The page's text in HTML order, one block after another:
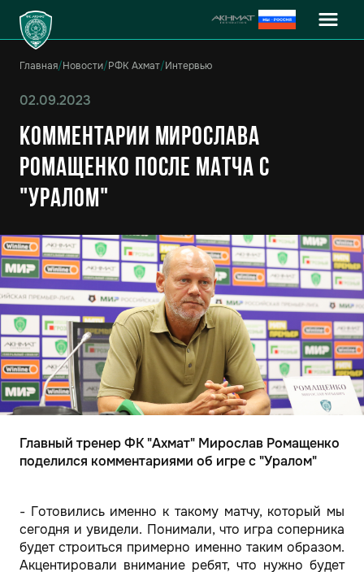
Главная/Новости/РФК Ахмат/Интервью
02.09.2023
Комментарии Мирослава
Ромащенко после матча с
"Уралом"
Главный тренер ФК "Ахмат" Мирослав Ромащенко
поделился комментариями об игре с "Уралом"
- Готовились именно к такому матчу, который мы
сегодня и увидели. Понимали, что игра соперника
будет строиться примерно именно таким образом.
Акцентировали внимание ребят, что нужно будет